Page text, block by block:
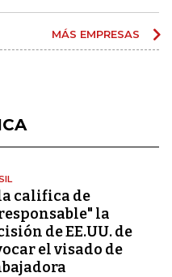
MÁS EMPRESAS
califica de
la
de EE.UU. de
el visado de